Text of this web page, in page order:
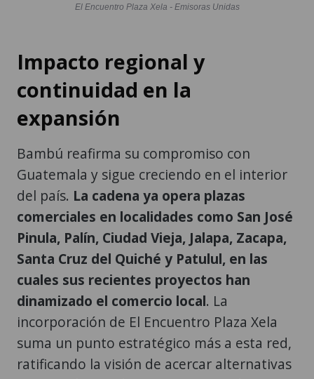
El Encuentro Plaza Xela - Emisoras Unidas
Impacto regional y
continuidad en la
expansión
Bambú reafirma su compromiso con
Guatemala y sigue creciendo en el interior
del país. La cadena ya opera plazas
comerciales en localidades como San José
Pinula, Palín, Ciudad Vieja, Jalapa, Zacapa,
Santa Cruz del Quiché y Patulul, en las
cuales sus recientes proyectos han
dinamizado el comercio local. La
incorporación de El Encuentro Plaza Xela
suma un punto estratégico más a esta red,
ratificando la visión de acercar alternativas